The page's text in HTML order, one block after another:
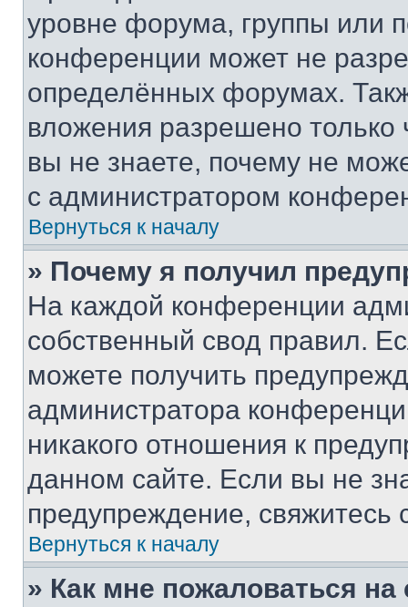
уровне форума, группы или
конференции может не
определённых форумах.
вложения разрешено
вы не знаете, почему не
с администратором
Вернуться к началу
» Почему я получил
На каждой конференции
собственный свод правил.
можете получить
администратора
никакого отношения к
данном сайте. Если вы не
предупреждение,
Вернуться к началу
» Как мне пожаловаться